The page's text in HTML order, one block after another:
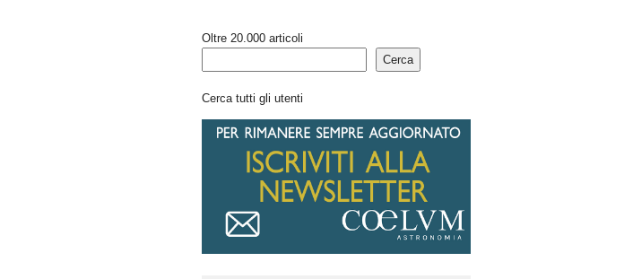
Oltre 20.000 articoli
Cerca
Cerca tutti gli utenti